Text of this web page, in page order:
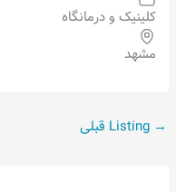
کلینیک و درمانگاه
مشهد
→